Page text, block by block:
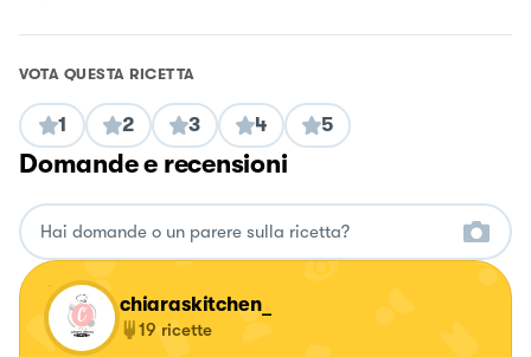
VOTA QUESTA RICETTA
1 2 3 4 5
Domande e recensioni
chiaraskitchen_
19 ricette